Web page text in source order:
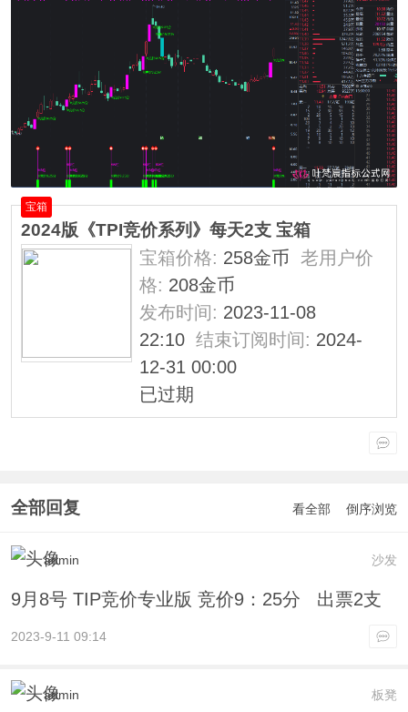
宝箱
2024版《TPI竞价系列》每天2支 宝箱
宝箱价格: 258金币 老用户价
格: 208金币
发布时间: 2023-11-08
22:10 结束订阅时间: 2024-
12-31 00:00
已过期
全部回复 看全部 倒序浏览
沙发
admin
9月8号 TIP竞价专业版 竞价9：25分 出票2支
2023-9-11 09:14
板凳
admin